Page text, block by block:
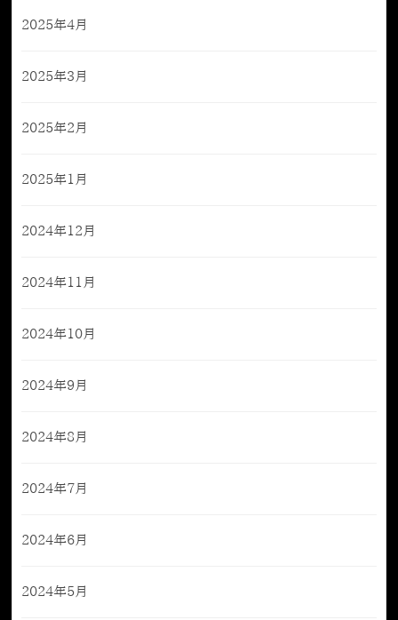
2025年4月
2025年3月
2025年2月
2025年1月
2024年12月
2024年11月
2024年10月
2024年9月
2024年8月
2024年7月
2024年6月
2024年5月